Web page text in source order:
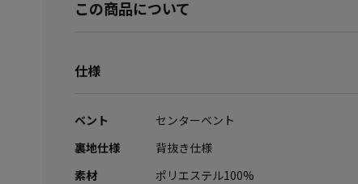
この商品について
仕様
ベント
センターベント
裏地仕様
背抜き仕様
素材
ポリエステル100%